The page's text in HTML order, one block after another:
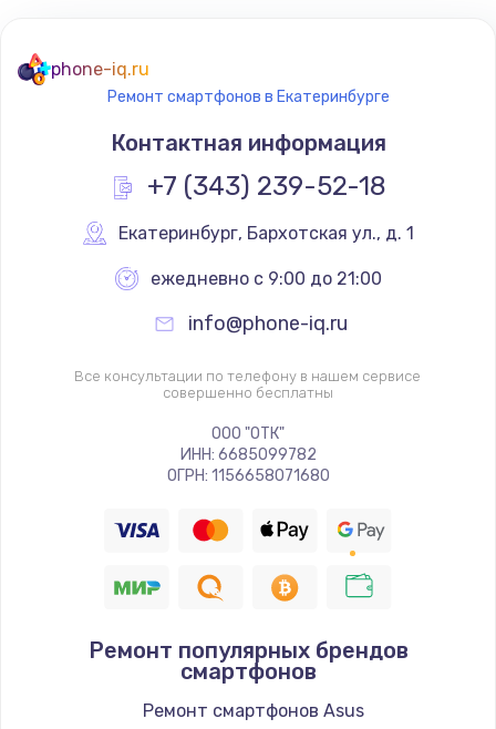
phone-iq.ru
Ремонт смартфонов в Екатеринбурге
Контактная информация
+7 (343) 239-52-18
Екатеринбург, Бархотская ул., д. 1
ежедневно с 9:00 до 21:00
info@phone-iq.ru
Все консультации по телефону в нашем сервисе
совершенно бесплатны
ООО "ОТК"
ИНН: 6685099782
ОГРН: 1156658071680
Ремонт популярных брендов
смартфонов
Ремонт смартфонов Asus